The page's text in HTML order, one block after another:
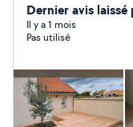
d'aménagement
dressing), réparer
peinture). Vous pouvez me contacter pour plus
Dernier avis
Il y a 1 mois
Pas utilisé